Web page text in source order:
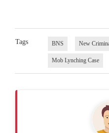
Tags BNS New
Mob Lynching Case